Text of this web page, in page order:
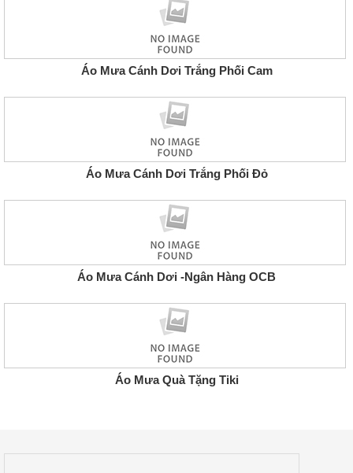
Áo Mưa Cánh Dơi Trắng Phối Cam
Áo Mưa Cánh Dơi Trắng Phối Đỏ
Áo Mưa Cánh Dơi -Ngân Hàng OCB
Áo Mưa Quà Tặng Tiki